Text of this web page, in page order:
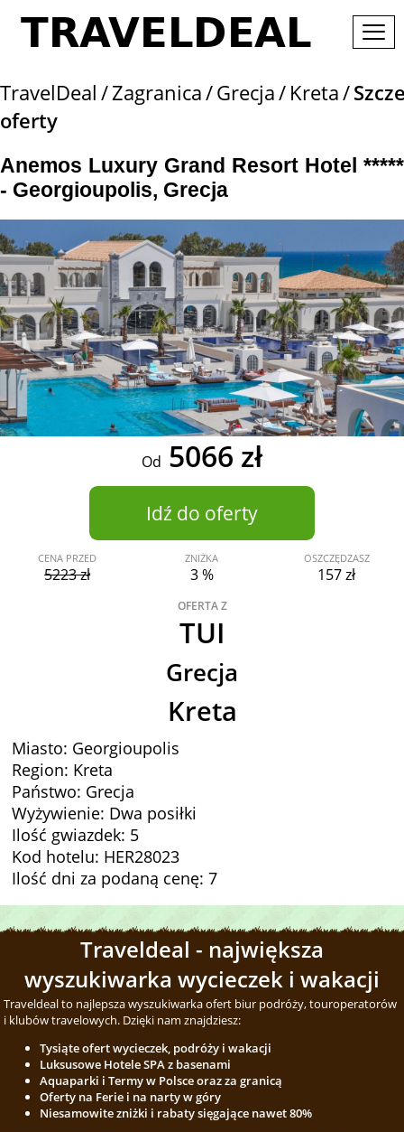
TravelDeal Zagranica Grecja Kreta
oferty
Anemos Luxury Grand Resort Hotel *****
- Georgioupolis, Grecja
Od 5066 zł
Idź do oferty
CENA PRZED
5223 zł
ZNIŻKA
3 %
OSZCZĘDZASZ
157 zł
OFERTA Z
TUI
Grecja
Kreta
Miasto: Georgioupolis
Region: Kreta
Państwo: Grecja
Wyżywienie: Dwa posiłki
Ilość gwiazdek: 5
Kod hotelu: HER28023
Ilość dni za podaną cenę: 7
Traveldeal - największa
wyszukiwarka wycieczek i wakacji
Traveldeal to najlepsza wyszukiwarka ofert biur podróży, touroperatorów
i klubów travelowych. Dzięki nam znajdziesz:
Tysiąte ofert wycieczek, podróży i wakacji
Luksusowe Hotele SPA z basenami
Aquaparki i Termy w Polsce oraz za granicą
Oferty na Ferie i na narty w góry
Niesamowite zniżki i rabaty sięgające nawet 80%